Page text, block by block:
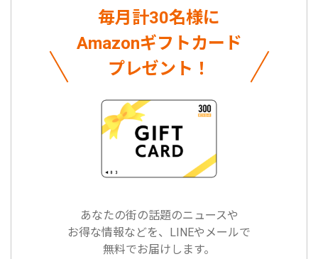
毎月計30名様に
Amazonギフトカード
プレゼント！
あなたの街の話題のニュースや
お得な情報などを、LINEやメールで
無料でお届けします。